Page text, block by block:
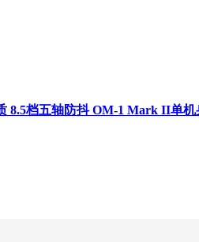
8.5档五轴防抖 OM-1 Mark II单机